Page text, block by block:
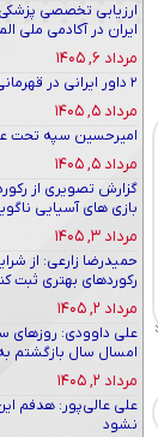
ارزیابی تخصصی
ایران در آکادمی ملی
مرداد ۶, ۱۴۰۵
۲ داور ایرانی در قهرمانی آسیا
مرداد ۵, ۱۴۰۵
امیرحسین سپه تحت
مرداد ۵, ۱۴۰۵
گزارش تصویری از
بازی های آسیایی
مرداد ۳, ۱۴۰۵
حمیدرضا زارعی: از
رکوردهای بهتری ثبت
مرداد ۲, ۱۴۰۵
علی داوودی: روزهای
امسال سال بازگشتم
مرداد ۲, ۱۴۰۵
علی عالی‌پور: هدفم
نشود